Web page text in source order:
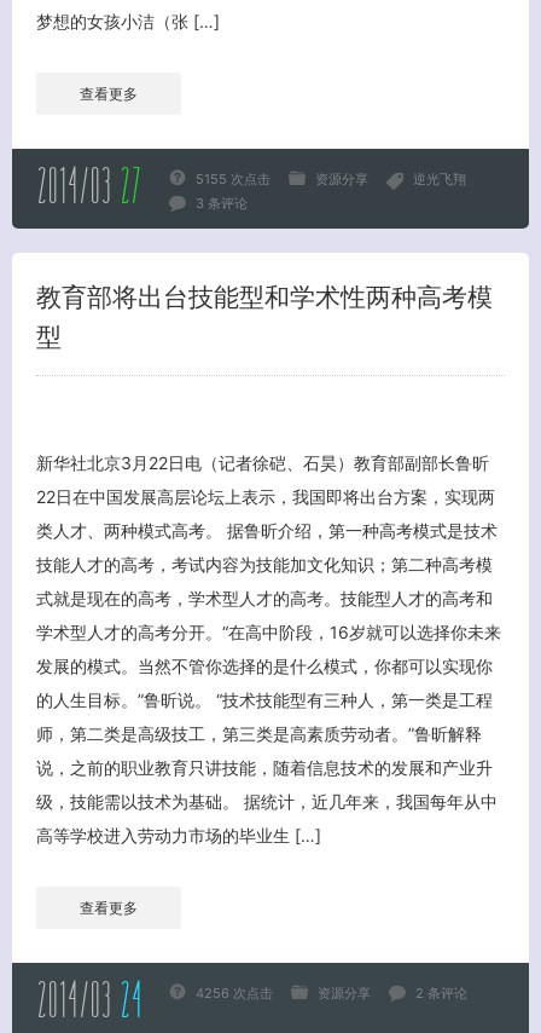
梦想的女孩小洁（张 […]
查看更多
2014/03 27 5155 次点击 资源分享
逆光飞翔
3 条评论
教育部将出台技能型和学术性两种高考模
型
新华社北京3月22日电（记者徐硙、石昊）教育部副部长鲁昕
22日在中国发展高层论坛上表示，我国即将出台方案，实现两
类人才、两种模式高考。 据鲁昕介绍，第一种高考模式是技术
技能人才的高考，考试内容为技能加文化知识；第二种高考模
式就是现在的高考，学术型人才的高考。技能型人才的高考和
学术型人才的高考分开。“在高中阶段，16岁就可以选择你未来
发展的模式。当然不管你选择的是什么模式，你都可以实现你
的人生目标。”鲁昕说。 “技术技能型有三种人，第一类是工程
师，第二类是高级技工，第三类是高素质劳动者。”鲁昕解释
说，之前的职业教育只讲技能，随着信息技术的发展和产业升
级，技能需以技术为基础。 据统计，近几年来，我国每年从中
高等学校进入劳动力市场的毕业生 […]
查看更多
2014/03 24 4256 次点击 资源分享 2 条评论
客服小美